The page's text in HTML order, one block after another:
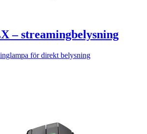
– streamingbelysning
för direkt belysning